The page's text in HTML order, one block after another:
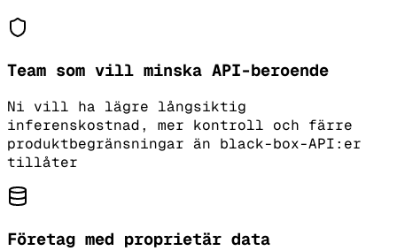
Team som vill minska API-beroende
Ni vill ha lägre långsiktig
inferenskostnad, mer kontroll och färre
produktbegränsningar än black-box-API:er
tillåter
Företag med proprietär data